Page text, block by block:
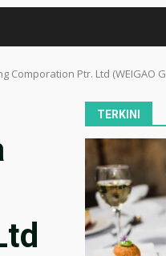
Comporation Ptr. Ltd (WEIGAO
TERKINI